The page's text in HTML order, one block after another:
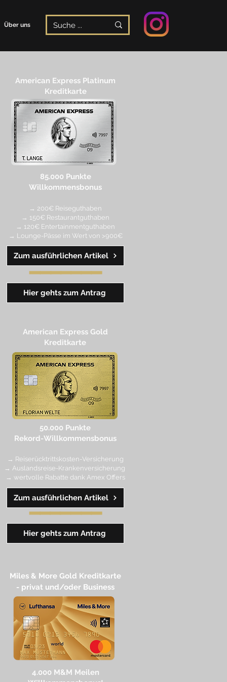
Über uns
American Express Platinum
Kreditkarte
85.000 Punkte
Willkommensbonus
→ 200€ Reiseguthaben
→ 150€ Restaurantguthaben
→ 120€ Entertainmentguthaben
→ Lounge-Pässe im Wert von >900€
━━━━━━━
Zum ausführlichen Artikel
Hier gehts zum Antrag
American Express Gold
Kreditkarte
50.000 Punkte
Rekord-Willkommensbonus
→ Reiserücktrittskosten-Versicherung
→ Auslandsreise-Krankenversicherung
→ wertvolle Rabatte dank Amex Offers
━━━━━━━
Zum ausführlichen Artikel
Hier gehts zum Antrag
Miles & More Gold Kreditkarte​
- privat und/oder Business
4.000 M&M Meilen